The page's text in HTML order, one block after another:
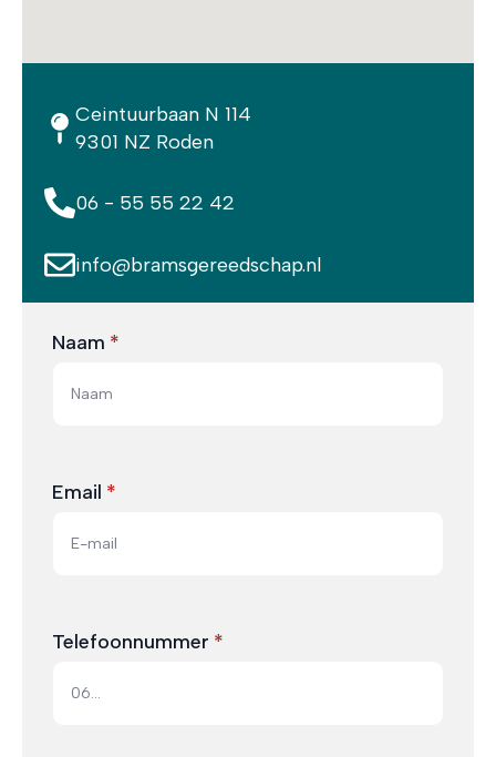
Ceintuurbaan N 114
9301 NZ Roden
06 - 55 55 22 42
info@bramsgereedschap.nl
Naam *
Email *
Telefoonnummer *